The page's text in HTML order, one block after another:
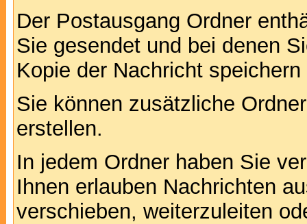
Der Postausgang Ordner
Sie gesendet und bei denen
Kopie der Nachricht
Sie können zusätzliche
erstellen.
In jedem Ordner haben Sie
Ihnen erlauben Nachrichten
verschieben, weiterzuleiten